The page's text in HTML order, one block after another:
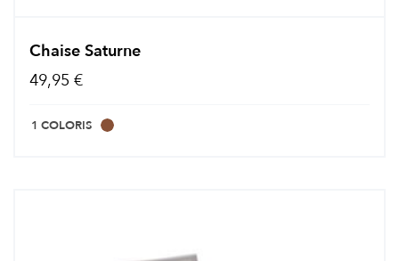
Chaise Saturne
49,95 €
1 COLORIS